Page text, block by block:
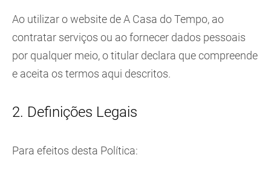
Ao utilizar o website de A Casa do Tempo, ao
contratar serviços ou ao fornecer dados pessoais
por qualquer meio, o titular declara que compreende
e aceita os termos aqui descritos.
2. Definições Legais
Para efeitos desta Política: